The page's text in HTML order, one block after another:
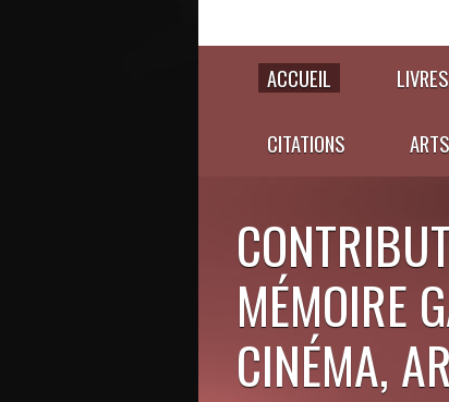
ACCUEIL LIVRES
CITATIONS ARTS
MÉMOIRE
CINÉMA,